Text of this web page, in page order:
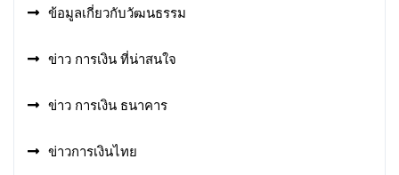
ข้อมูลเกี่ยวกับวัฒนธรรม
ข่าว การเงิน ที่น่าสนใจ
ข่าว การเงิน ธนาคาร
ข่าวการเงินไทย